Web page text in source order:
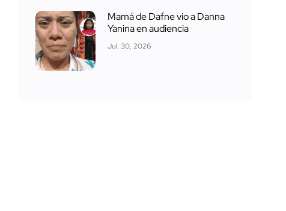
Mamá de Dafne vio a Danna
Yanina en audiencia
Jul. 30, 2026